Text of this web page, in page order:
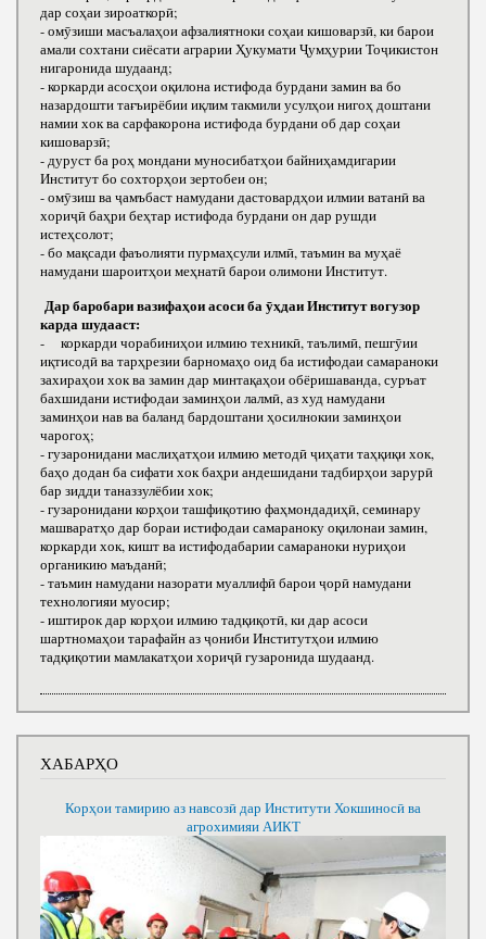
дар соҳаи зироаткорӣ;
- омӯзиши масъалаҳои афзалиятноки соҳаи кишоварзӣ, ки барои
амали сохтани сиёсати аграрии Ҳукумати Ҷумҳурии Тоҷикистон
нигаронида шудаанд;
- коркарди асосҳои оқилона истифода бурдани замин ва бо
назардошти тағъирёбии иқлим такмили усулҳои нигоҳ доштани
намии хок ва сарфакорона истифода бурдани об дар соҳаи
кишоварзӣ;
- дуруст ба роҳ мондани муносибатҳои байниҳамдигарии
Институт бо сохторҳои зертобеи он;
- омӯзиш ва ҷамъбаст намудани дастовардҳои илмии ватанӣ ва
хориҷӣ баҳри беҳтар истифода бурдани он дар рушди
истеҳсолот;
- бо мақсади фаъолияти пурмаҳсули илмӣ, таъмин ва муҳаё
намудани шароитҳои меҳнатӣ барои олимони Институт.
Дар баробари вазифаҳои асоси ба ӯҳдаи Институт вогузор
карда шудааст:
- коркарди чорабиниҳои илмию техникӣ, таълимӣ, пешгӯии
иқтисодӣ ва тарҳрезии барномаҳо оид ба истифодаи самараноки
захираҳои хок ва замин дар минтақаҳои обёришаванда, суръат
бахшидани истифодаи заминҳои лалмӣ, аз худ намудани
заминҳои нав ва баланд бардоштани ҳосилнокии заминҳои
чарогоҳ;
- гузаронидани маслиҳатҳои илмию методӣ ҷиҳати таҳқиқи хок,
баҳо додан ба сифати хок баҳри андешидани тадбирҳои зарурӣ
бар зидди таназзулёбии хок;
- гузаронидани корҳои ташфиқотию фаҳмондадиҳӣ, семинару
машваратҳо дар бораи истифодаи самараноку оқилонаи замин,
коркарди хок, кишт ва истифодабарии самараноки нуриҳои
органикию маъданӣ;
- таъмин намудани назорати муаллифӣ барои ҷорӣ намудани
технологияи муосир;
- иштирок дар корҳои илмию тадқиқотӣ, ки дар асоси
шартномаҳои тарафайн аз ҷониби Институтҳои илмию
тадқиқотии мамлакатҳои хориҷӣ гузаронида шудаанд.
ХАБАРҲО
Корҳои тамирию аз навсозӣ дар Институти Хокшиносӣ ва
агрохимияи АИКТ